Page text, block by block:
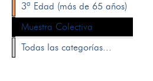
3ª Edad (más de 65 años)
Muestra Colectiva
Todas las categorías...